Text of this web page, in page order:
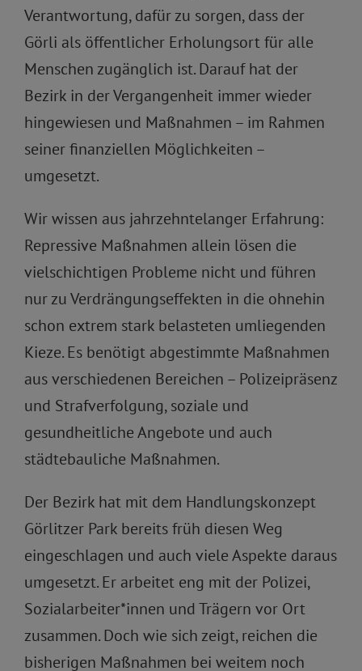
Verantwortung, dafür zu sorgen, dass der
Görli als öffentlicher Erholungsort für alle
Menschen zugänglich ist. Darauf hat der
Bezirk in der Vergangenheit immer wieder
hingewiesen und Maßnahmen – im Rahmen
seiner finanziellen Möglichkeiten –
umgesetzt.
Wir wissen aus jahrzehntelanger Erfahrung:
Repressive Maßnahmen allein lösen die
vielschichtigen Probleme nicht und führen
nur zu Verdrängungseffekten in die ohnehin
schon extrem stark belasteten umliegenden
Kieze. Es benötigt abgestimmte Maßnahmen
aus verschiedenen Bereichen – Polizeipräsenz
und Strafverfolgung, soziale und
gesundheitliche Angebote und auch
städtebauliche Maßnahmen.
Der Bezirk hat mit dem Handlungskonzept
Görlitzer Park bereits früh diesen Weg
eingeschlagen und auch viele Aspekte daraus
umgesetzt. Er arbeitet eng mit der Polizei,
Sozialarbeiter*innen und Trägern vor Ort
zusammen. Doch wie sich zeigt, reichen die
bisherigen Maßnahmen bei weitem noch